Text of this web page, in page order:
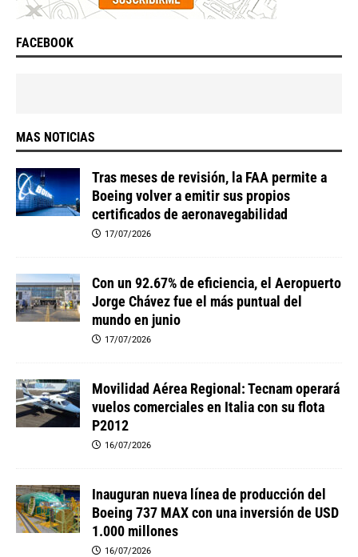
FACEBOOK
MAS NOTICIAS
Tras meses de revisión, la FAA permite a
Boeing volver a emitir sus propios
certificados de aeronavegabilidad
17/07/2026
Con un 92.67% de eficiencia, el Aeropuerto
Jorge Chávez fue el más puntual del
mundo en junio
17/07/2026
Movilidad Aérea Regional: Tecnam operará
vuelos comerciales en Italia con su flota
P2012
16/07/2026
Inauguran nueva línea de producción del
Boeing 737 MAX con una inversión de USD
1.000 millones
16/07/2026